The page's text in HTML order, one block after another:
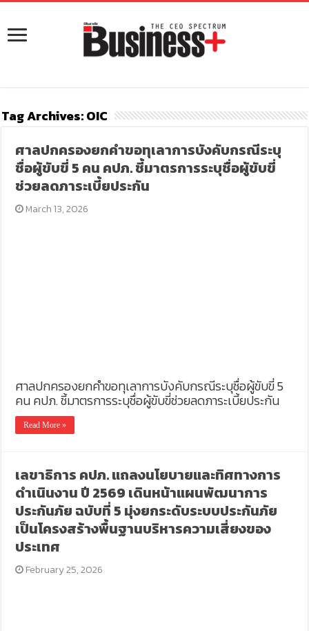
Tag Archives:OIC
ศาลปกครองยกคำขอทุเลาการบังคับกรณีระบุ
ชื่อผู้ขับขี่ 5 คน คปภ. ชี้มาตรการระบุชื่อผู้ขับขี่
ช่วยลดภาระเบี้ยประกัน
March 13, 2026
ศาลปกครองยกคำขอทุเลาการบังคับกรณีระบุชื่อผู้ขับขี่ 5
คน คปภ. ชี้มาตรการระบุชื่อผู้ขับขี่ช่วยลดภาระเบี้ยประกัน
Read More »
เลขาธิการ คปภ. แถลงนโยบายและทิศทางการ
ดำเนินงาน ปี 2569 เดินหน้าแผนพัฒนาการ
ประกันภัย ฉบับที่ 5 มุ่งยกระดับระบบประกันภัย
เป็นโครงสร้างพื้นฐานบริหารความเสี่ยงของ
ประเทศ
February 25, 2026